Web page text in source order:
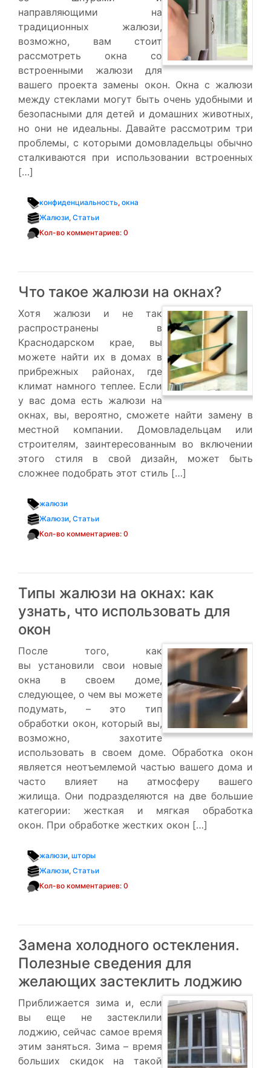
направляющими на
традиционных жалюзи,
возможно, вам стоит
рассмотреть окна со
встроенными жалюзи для
вашего проекта замены окон. Окна с жалюзи
между стеклами могут быть очень удобными и
безопасными для детей и домашних животных,
но они не идеальны. Давайте рассмотрим три
проблемы, с которыми домовладельцы обычно
сталкиваются при использовании встроенных
[…]
конфиденциальность, окна
Жалюзи, Статьи
Кол-во комментариев: 0
Что такое жалюзи на окнах?
Хотя жалюзи и не так
распространены в
Краснодарском крае, вы
можете найти их в домах в
прибрежных районах, где
климат намного теплее. Если
у вас дома есть жалюзи на
окнах, вы, вероятно, сможете найти замену в
местной компании. Домовладельцам или
строителям, заинтересованным во включении
этого стиля в свой дизайн, может быть
сложнее подобрать этот стиль […]
жалюзи
Жалюзи, Статьи
Кол-во комментариев: 0
Типы жалюзи на окнах: как
узнать, что использовать для
окон
После того, как
вы установили свои новые
окна в своем доме,
следующее, о чем вы можете
подумать, – это тип
обработки окон, который вы,
возможно, захотите
использовать в своем доме. Обработка окон
является неотъемлемой частью вашего дома и
часто влияет на атмосферу вашего
жилища. Они подразделяются на две большие
категории: жесткая и мягкая обработка
окон. При обработке жестких окон […]
жалюзи, шторы
Жалюзи, Статьи
Кол-во комментариев: 0
Замена холодного остекления.
Полезные сведения для
желающих застеклить лоджию
Приближается зима и, если
вы еще не застеклили
лоджию, сейчас самое время
этим заняться. Зима – время
больших скидок на такой